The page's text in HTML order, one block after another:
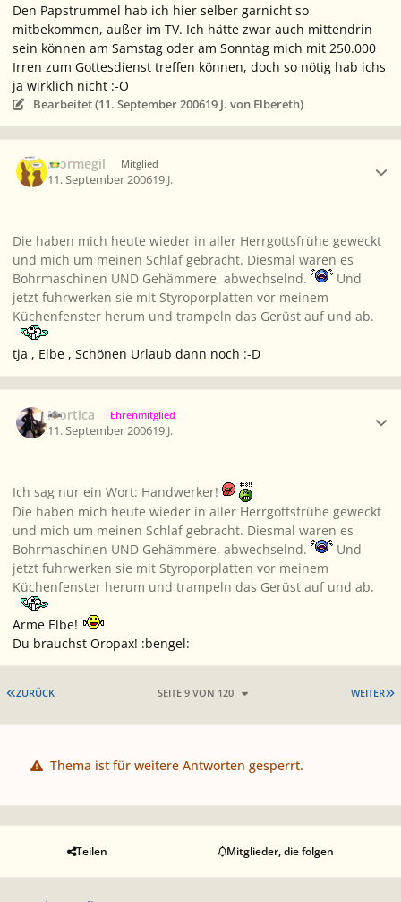
Den Papstrummel hab ich hier selber garnicht so
mitbekommen, außer im TV. Ich hätte zwar auch mittendrin
sein können am Samstag oder am Sonntag mich mit 250.000
Irren zum Gottesdienst treffen können, doch so nötig hab ichs
ja wirklich nicht :-O
Bearbeitet (11. September 200619 J. von Elbereth)
mormegil Mitglied
11. September 200619 J.
Die haben mich heute wieder in aller Herrgottsfrühe geweckt
und mich um meinen Schlaf gebracht. Diesmal waren es
Bohrmaschinen UND Gehämmere, abwechselnd.
Und
jetzt fuhrwerken sie mit Styroporplatten vor meinem
Küchenfenster herum und trampeln das Gerüst auf und ab.
tja , Elbe , Schönen Urlaub dann noch :-D
Mortica Ehrenmitglied
11. September 200619 J.
Ich sag nur ein Wort: Handwerker!
Die haben mich heute wieder in aller Herrgottsfrühe geweckt
und mich um meinen Schlaf gebracht. Diesmal waren es
Bohrmaschinen UND Gehämmere, abwechselnd.
Und
jetzt fuhrwerken sie mit Styroporplatten vor meinem
Küchenfenster herum und trampeln das Gerüst auf und ab.
Arme Elbe!
Du brauchst Oropax! :bengel:
ERSTE SEITE
ZURÜCK WEITER
SEITE 9 VON 120
Thema ist für weitere Antworten gesperrt.
Teilen Mitglieder, die folgen